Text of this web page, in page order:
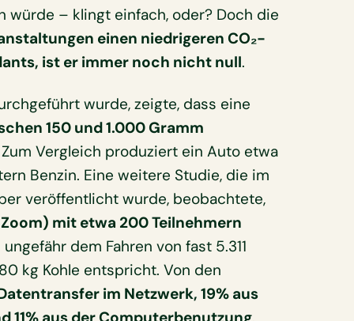
würde – klingt einfach, oder? Doch die
einen niedrigeren CO₂-
ist er immer noch nicht null.
wurde, zeigte, dass eine
150 und 1.000 Gramm
Vergleich produziert ein Auto etwa
Benzin. Eine weitere Studie, die im
veröffentlicht wurde, beobachtete,
mit etwa 200 Teilnehmern
ungefähr dem Fahren von fast 5.311
kg Kohle entspricht. Von den
im Netzwerk, 19% aus